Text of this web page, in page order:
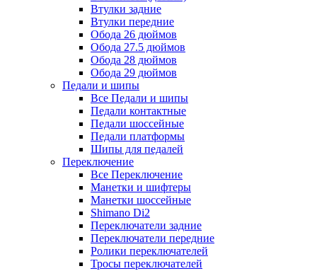
Втулки задние
Втулки передние
Обода 26 дюймов
Обода 27.5 дюймов
Обода 28 дюймов
Обода 29 дюймов
Педали и шипы
Все Педали и шипы
Педали контактные
Педали шоссейные
Педали платформы
Шипы для педалей
Переключение
Все Переключение
Манетки и шифтеры
Манетки шоссейные
Shimano Di2
Переключатели задние
Переключатели передние
Ролики переключателей
Тросы переключателей